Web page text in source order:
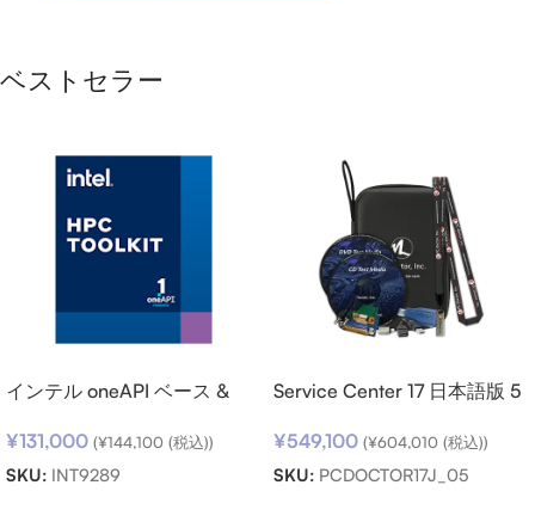
ベストセラー
インテル oneAPI ベース &
ノード) SSR (期限内更新用)
¥131,000 (¥144,100 (税込))
SKU: INT9289
Service Center 17 日本語版 5
¥549,100 (¥604,010 (税込))
SKU: PCDOCTOR17J_05